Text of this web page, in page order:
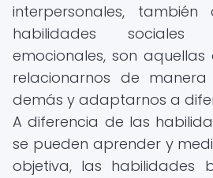
interpersonales,
habilidades
emocionales, son
relacionarnos de
demás y adaptarnos a
A diferencia de las
se pueden aprender y
objetiva, las habilidades